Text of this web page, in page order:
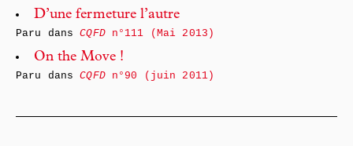
D’une fermeture l’autre
Paru dansCQFDn°111 (Mai 2013)
On the Move !
Paru dansCQFDn°90 (juin 2011)